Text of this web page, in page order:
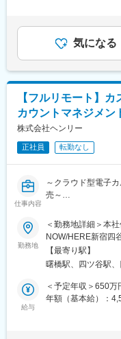
くは追加機能の企
取り組んでいただ
っては、ユーザー
■夜間勤務：
・定期メンテナン
※ご入社後は経験や
想定）
変更の範囲：会社
おすすめです。
■評価制度：
社員の努力と成果
ています。
100%達成の場合は
■業務概要：
医療機器の営業職
療方法の提案を行
■職務詳細：
・販売代理店との
・手術立ち会い／
・データ分析に基
■研修／フォロー体
入社後、早期立ち
修と先輩社員との
年目の場合固定
あくまでも目安の
ります。月給(月額)
気になる
【フルリモート】
カウントマネジメ
株式会社ヘンリー
正社員 転勤なし
仕事内容
～クラウド型電子
売～
【募集背景】
「Henry」はリリー
るなかで、導入を
ェーズで重要にな
届け、現場で"使え
今回、機能の提供
の募集を開始しまし
勤務地
＜勤務地詳細＞本
NOW/HERE新宿四
受動喫煙対策：敷
（リモートワーク含
【最寄り駅】
曙橋駅、四ツ谷駅
給与
＜予定年収＞650
年額（基本給）：